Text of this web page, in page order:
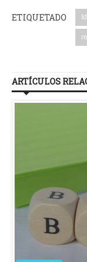
ETIQUETADO
ARTÍCULOS